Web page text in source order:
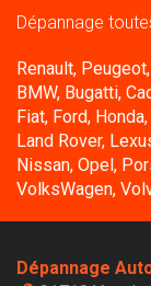
Dépannage
Renault,
BMW, Bugatti,
Fiat, Ford,
Land Rover,
Nissan, Opel,
VolksWagen,
Dépannage